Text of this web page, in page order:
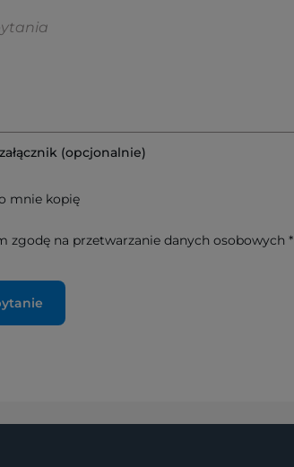
(opcjonalnie)
mnie kopię
zgodę na przetwarzanie danych osobowych *